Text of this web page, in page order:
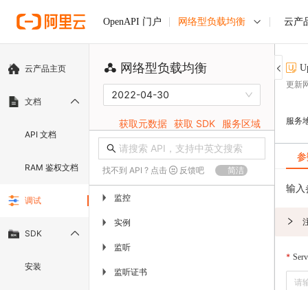
OpenAPI 门户 网络型负载均衡 云产
云产品主页
文档
API 文档
RAM 鉴权文档
调试
SDK
安装
网络型负载均衡
2022-04-30
获取元数据 获取 SDK 服务区域
找不到 API ? 点击 反馈吧 简洁
▶ 监控
▶ 实例
▶ 监听
▶ 监听证书
更新
服务
输入